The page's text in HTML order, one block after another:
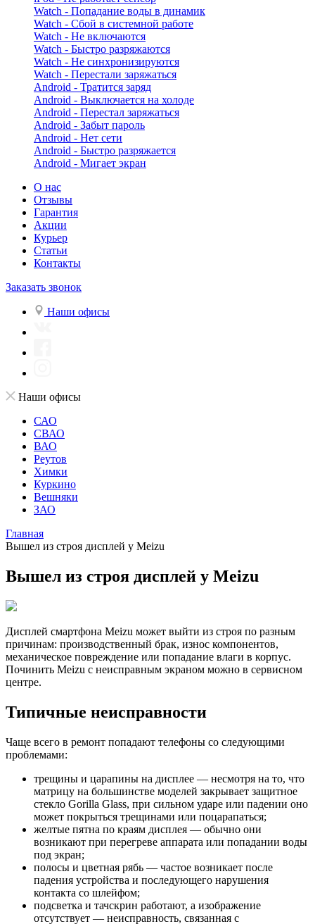
Watch - Попадание воды в динамик
Watch - Сбой в системной работе
Watch - Не включаются
Watch - Быстро разряжаются
Watch - Не синхронизируются
Watch - Перестали заряжаться
Android - Тратится заряд
Android - Выключается на холоде
Android - Перестал заряжаться
Android - Забыт пароль
Android - Нет сети
Android - Быстро разряжается
Android - Мигает экран
О нас
Отзывы
Гарантия
Акции
Курьер
Статьи
Контакты
Заказать звонок
Наши офисы
Наши офисы
САО
СВАО
ВАО
Реутов
Химки
Куркино
Вешняки
ЗАО
Главная
Вышел из строя дисплей у Meizu
Вышел из строя дисплей у Meizu
Дисплей смартфона Meizu может выйти из строя по разным
причинам: производственный брак, износ компонентов,
механическое повреждение или попадание влаги в корпус.
Починить Meizu с неисправным экраном можно в сервисном
центре.
Типичные неисправности
Чаще всего в ремонт попадают телефоны со следующими
проблемами:
трещины и царапины на дисплее — несмотря на то, что
матрицу на большинстве моделей закрывает защитное
стекло Gorilla Glass, при сильном ударе или падении оно
может покрыться трещинами или поцарапаться;
желтые пятна по краям дисплея — обычно они
возникают при перегреве аппарата или попадании воды
под экран;
полосы и цветная рябь — частое возникает после
падения устройства и последующего нарушения
контакта со шлейфом;
подсветка и тачскрин работают, а изображение
отсутствует — неисправность, связанная с